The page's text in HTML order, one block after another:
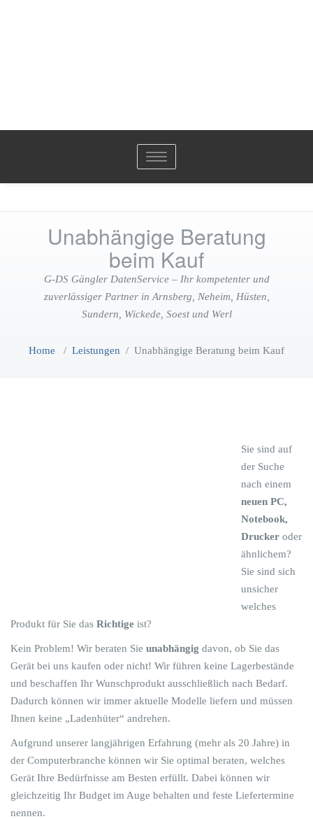
Toggle
navigation
Unabhängige Beratung
beim Kauf
G-DS Gängler DatenService – Ihr kompetenter und
zuverlässiger Partner in Arnsberg, Neheim, Hüsten,
Sundern, Wickede, Soest und Werl
Home / Leistungen / Unabhängige Beratung beim Kauf
Sie sind auf
der Suche
nach einem
neuen PC,
Notebook,
Drucker oder
ähnlichem?
Sie sind sich
unsicher
welches
Produkt für Sie das Richtige ist?
Kein Problem! Wir beraten Sie unabhängig davon, ob Sie das
Gerät bei uns kaufen oder nicht! Wir führen keine Lagerbestände
und beschaffen Ihr Wunschprodukt ausschließlich nach Bedarf.
Dadurch können wir immer aktuelle Modelle liefern und müssen
Ihnen keine „Ladenhüter“ andrehen.
Aufgrund unserer langjährigen Erfahrung (mehr als 20 Jahre) in
der Computerbranche können wir Sie optimal beraten, welches
Gerät Ihre Bedürfnisse am Besten erfüllt. Dabei können wir
gleichzeitig Ihr Budget im Auge behalten und feste Liefertermine
nennen.